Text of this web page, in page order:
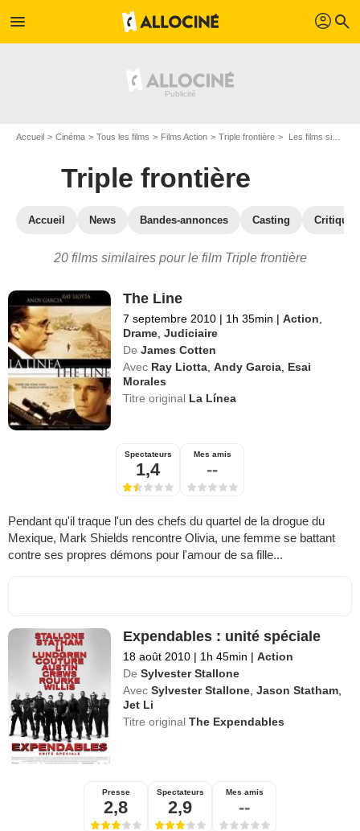
menu profil search
Accueil Cinéma Tous les films Films Action Triple frontière Les films similaires à "Triple frontière"
Triple frontière
Accueil News Bandes-annonces Casting
20 films similaires pour le film Triple frontière
The Line
7 septembre 2010 | 1h 35min | Action
Drame ,Judiciaire
De James Cotten
Avec Ray Liotta ,Andy Garcia Esai
Morales
Titre original La Línea
Spectateurs
1,4
Mes amis
--
Pendant qu'il traque l'un des chefs du quartel de la drogue du
Mexique, Mark Shields rencontre Olivia, une femme se battant
contre ses propres démons pour l'amour de sa fille...
Expendables : unité spéciale
18 août 2010 | 1h 45min | Action
De Sylvester Stallone
Avec Sylvester Stallone ,Jason Statham
Jet Li
Titre originalThe Expendables
Presse
2,8
Spectateurs
2,9
Mes amis
--